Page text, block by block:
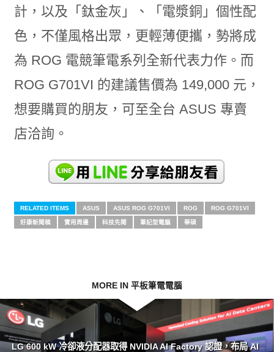
計，以及「鈦金灰」、「電漿銅」個性配
色，不僅風格出眾，更輕薄便攜，勢將成
為 ROG 電競筆電系列全新代表力作。而
ROG G701VI 的建議售價為 149,000 元，
想要購買的朋友，可至全台 ASUS 專賣
店洽詢。
RELATED ITEMS ASUS ASUS ROG G701VI ROG ROG G701VI
好康新聞稿 實用周邊 科技先聞 筆記型電腦 華碩
MORE IN 平板筆電電腦
LG 600 kW 冷卻液分配器取得 NVIDIA AI Factory 認證，布局 AI